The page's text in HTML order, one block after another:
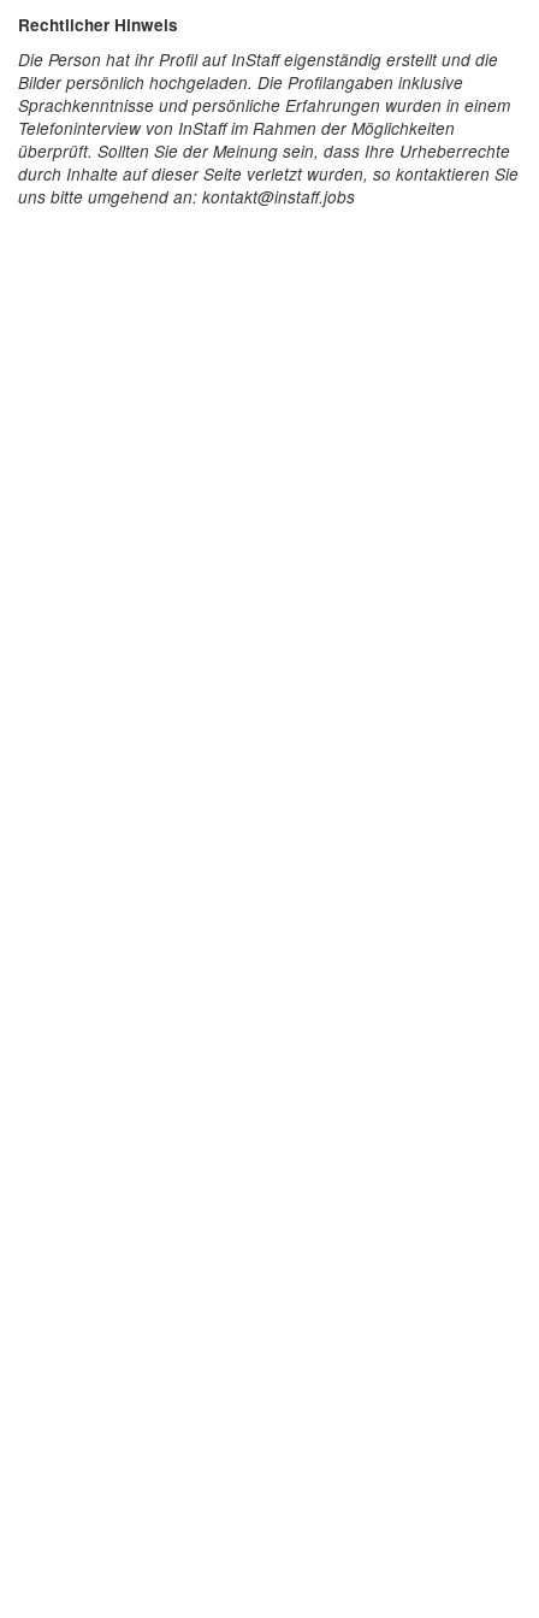
Rechtlicher Hinweis
Die Person hat ihr Profil auf InStaff eigenständig erstellt und die
Bilder persönlich hochgeladen. Die Profilangaben inklusive
Sprachkenntnisse und persönliche Erfahrungen wurden in einem
Telefoninterview von InStaff im Rahmen der Möglichkeiten
überprüft. Sollten Sie der Meinung sein, dass Ihre Urheberrechte
durch Inhalte auf dieser Seite verletzt wurden, so kontaktieren Sie
uns bitte umgehend an: kontakt@instaff.jobs